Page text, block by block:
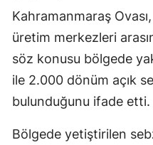
Kahramanmaraş
üretim merkezleri
söz konusu bölgede
ile 2.000 dönüm açık
bulunduğunu ifade etti.
Bölgede yetiştirilen